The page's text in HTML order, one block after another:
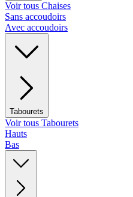
Voir tous Chaises
Sans accoudoirs
Avec accoudoirs
Tabourets
Voir tous Tabourets
Hauts
Bas